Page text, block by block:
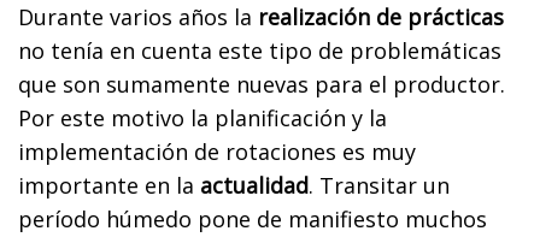
Durante varios años la realización de prácticas
no tenía en cuenta este tipo de problemáticas
que son sumamente nuevas para el productor.
Por este motivo la planificación y la
implementación de rotaciones es muy
importante en la actualidad. Transitar un
período húmedo pone de manifiesto muchos